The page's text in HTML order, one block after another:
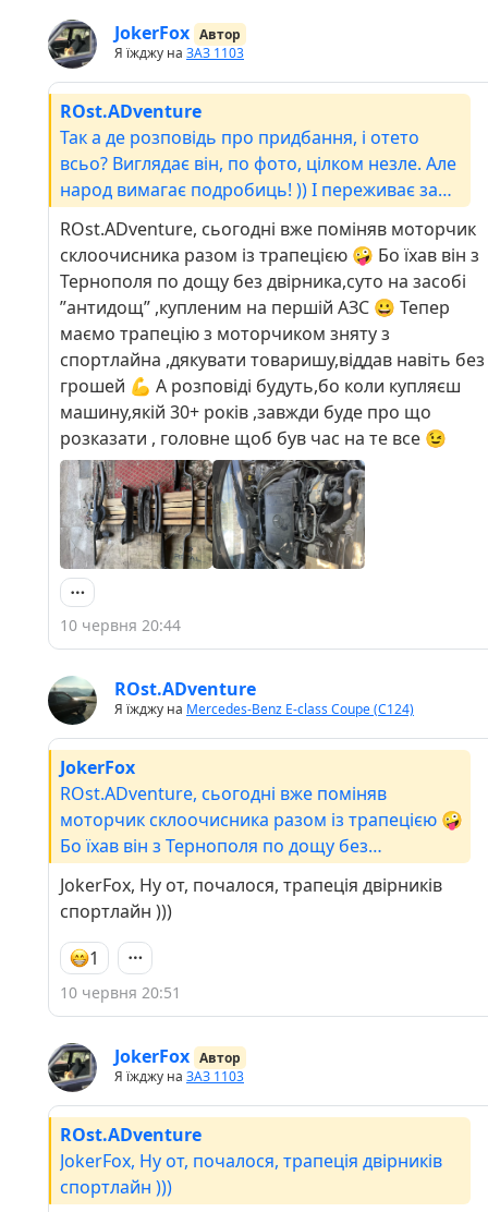
JokerFox Автор
Я їжджу на ЗАЗ 1103
ROst.ADventure
Так а де розповідь про придбання, і отето
всьо? Виглядає він, по фото, цілком незле. Але
народ вимагає подробиць! )) І переживає за
ROst.ADventure, сьогодні вже поміняв моторчик
склоочисника разом із трапецією 🤪 Бо їхав він з
Тернополя по дощу без двірника,суто на засобі
”антидощ” ,купленим на першій АЗС 😀 Тепер
маємо трапецію з моторчиком зняту з
спортлайна ,дякувати товаришу,віддав навіть без
грошей 💪 А розповіді будуть,бо коли купляєш
машину,якій 30+ років ,завжди буде про що
розказати , головне щоб був час на те все 😉
10 червня 20:44
ROst.ADventure
Я їжджу на Mercedes-Benz E-class Coupe (C124)
JokerFox
ROst.ADventure, сьогодні вже поміняв
моторчик склоочисника разом із трапецією 🤪
Бо їхав він з Тернополя по дощу без
на першій АЗС 😀 Тепер маємо трапецію з
моторчиком зняту з спортлайна ,дякувати
товаришу,віддав навіть без грошей 💪 А
розповіді будуть,бо коли купляєш машину,якій
30+ років ,завжди буде про що розказати ,
JokerFox, Ну от, почалося, трапеція двірників
спортлайн )))
1
10 червня 20:51
JokerFox Автор
Я їжджу на ЗАЗ 1103
ROst.ADventure
JokerFox, Ну от, почалося, трапеція двірників
спортлайн )))